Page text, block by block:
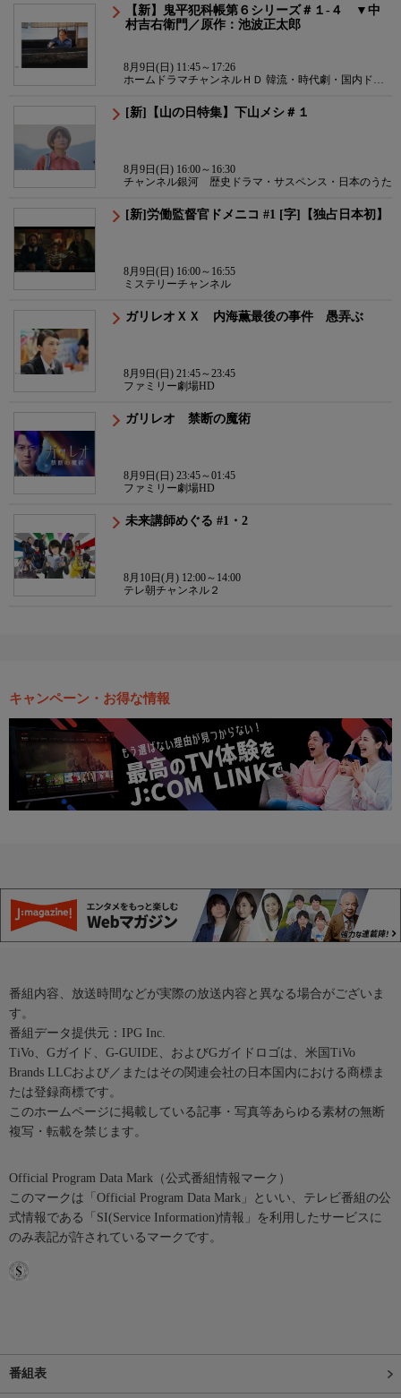
【新】鬼平犯科帳第６シリーズ＃１-４ ▼中
村吉右衛門／原作：池波正太郎
8月9日(日) 11:45～17:26
ホームドラマチャンネルＨＤ 韓流・時代劇・国内ドラ
[新]【山の日特集】下山メシ＃１
8月9日(日) 16:00～16:30
チャンネル銀河 歴史ドラマ・サスペンス・日本のうた
[新]労働監督官ドメニコ #1 [字]【独占日本初】
8月9日(日) 16:00～16:55
ミステリーチャンネル
ガリレオＸＸ 内海薫最後の事件 愚弄ぶ
8月9日(日) 21:45～23:45
ファミリー劇場HD
ガリレオ 禁断の魔術
8月9日(日) 23:45～01:45
ファミリー劇場HD
未来講師めぐる #1・2
8月10日(月) 12:00～14:00
テレ朝チャンネル２
キャンペーン・お得な情報
番組内容、放送時間などが実際の放送内容と異なる場合がございま
す。
番組データ提供元：IPG Inc.
TiVo、Gガイド、G-GUIDE、およびGガイドロゴは、米国TiVo
Brands LLCおよび／またはその関連会社の日本国内における商標ま
たは登録商標です。
このホームページに掲載している記事・写真等あらゆる素材の無断
複写・転載を禁じます。
Official Program Data Mark（公式番組情報マーク）
このマークは「Official Program Data Mark」といい、テレビ番組の公
式情報である「SI(Service Information)情報」を利用したサービスに
のみ表記が許されているマークです。
番組表